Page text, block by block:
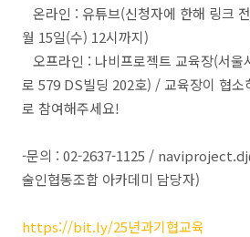
온라인 : 유튜브(신청자에 한해 링크
월 15일(수) 12시까지)
오프라인 : 나비프로젝트 교육장(서울
로 579 DS빌딩 202호) / 교육장이 협소
로 참여해주세요!
-문의 : 02-2637-1125 /
술인협동조합 아카데미 담당자)
https://bit.ly/25년과기협교육